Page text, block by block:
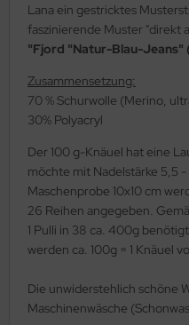
Lana ein gestricktes
faszinierende Muster "direkt
"Fjord "Natur-Blau-Jeans"
Zusammensetzung:
70 % Schurwolle (Merino,
30% Polyacryl
Der 100 g-Knäuel hat eine
möchte mit Nadelstärke 5,5
Maschenprobe 10x10 cm
26 Reihen angegeben.
1 Pulli in 38 ca. 400g
werden ca. 100g = 1 Knäuel
Die unwiderstehlich schöne
Maschinenwäsche